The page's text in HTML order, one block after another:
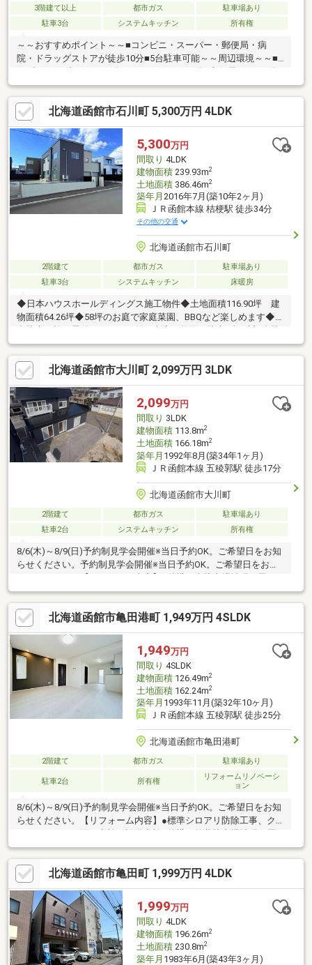
3階建て以上 都市ガス
駐車場あり
駐車3台
システムキッチン 所有権
～～おすすめポイント～～■コンビニ・スーパー・郵便局・病
院・ドラッグストアが徒歩10分■5台駐車可能～～周辺環境～～■
セブンイレブン・・・4分■サツドラ・・・6分■郵便局・・・6分■
病院・・・6分▼▼ 打ち合わせ・見学プランご用意しておりま
す ▼▼ ＜探し始めの方向け＞しっかりコース(1h~)/サクッ
とコース(0.5h~) 詳しくは物件詳細下段の「イベント情報」を
ご覧ください。
北海道函館市石川町 5,300万円 4LDK
5,300万円
間取り 4LDK
建物面積239.93m2
土地面積386.46m2
築年月 2016年7月(築10年2ヶ月)
ＪＲ函館本線 桔梗駅 徒歩34分
その他の交通
北海道函館市石川町
2階建て 都市ガス
駐車場あり
駐車3台
システムキッチン 床暖房
◆日本ハウスホールディングス施工物件◆土地面積116.90坪 建
物面積64.26坪◆58坪のお庭で家庭菜園、BBQなど楽しめます◆2
車可能(車種による)ロードヒーティングあり◆鏡面仕上げの石目
調フロアの開放感あふれる19.8帖のLDK◆光熱費を節約できる高
効率給湯器エコジョーズ採用◆全居室収納完備・暮らしを彩る高
品質設備◆日々の生活を支える高品質設備を採用周辺施設・マッ
クスバリュー 徒歩9分・ファミリーマート 徒歩6分・サツ
ドラ 徒歩8分・函館 蔦屋書店 徒歩11分
北海道函館市大川町 2,099万円 3LDK
2,099万円
間取り 3LDK
建物面積113.8m2
土地面積166.18m2
築年月 1992年8月(築34年1ヶ月)
ＪＲ函館本線 五稜郭駅 徒歩17分
北海道函館市大川町
2階建て 都市ガス
駐車場あり
駐車2台
システムキッチン 所有権
8/6(木)～8/9(日)予約制見学会開催※当日予約OK。ご希望日をお知
らせください。予約制見学会開催※当日予約OK。ご希望日をお知
らせください。【リフォーム内容】●外構工事駐車場拡張、屋
根・外壁塗装●内装工事システムキッチン交換、ユニットバス交
換、温水洗浄便座トイレ交換、洗面化粧台交換、２階和室を洋室
変更、クロス張替え、畳表替え、給湯器交換、インターホン設
置、火災警報器設置、照明LED交換【おすすめポイント】・雨漏
り、構造上主要な部分の欠陥や・腐食、給排水管の故障や漏水に
ついてお引渡しより２年間保証・シロアリ防除工事施工後5年間保
証・新品の照
北海道函館市亀田港町 1,949万円 4SLDK
1,949万円
間取り 4SLDK
建物面積126.49m2
土地面積162.24m2
築年月 1993年11月(築32年10ヶ月)
ＪＲ函館本線 五稜郭駅 徒歩25分
北海道函館市亀田港町
2階建て 都市ガス 駐車場あり
駐車2台 所有権
リフォームリノベーシ
ョン
8/6(木)～8/9(日)予約制見学会開催※当日予約OK。ご希望日をお知
らせください。【リフォーム内容】●標準シロアリ防除工事、ク
根塗装、外壁塗装or張替、植栽剪定、庭木伐採●水回りシステムキ
ッチン交換、ユニットバス交換、トイレ交換、洗面化粧台交換●
内装間取変更、玄関扉交換、室内ドア交換、床材上張り、シュー
ズボックス交換、クロス張替え●その他設備給湯器交換、インタ
ーホン設置、火災警報器設置、照明器具交換
北海道函館市亀田町 1,999万円 4LDK
1,999万円
間取り 4LDK
建物面積196.26m2
土地面積230.8m2
築年月 1983年6月(築43年3ヶ月)